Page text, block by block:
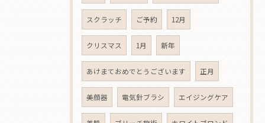
スクラッチ ご予約 12月
クリスマス 1月 新年
あけまておめでとうございます 正月
美顔器 電気針ブラシ エイジングケア